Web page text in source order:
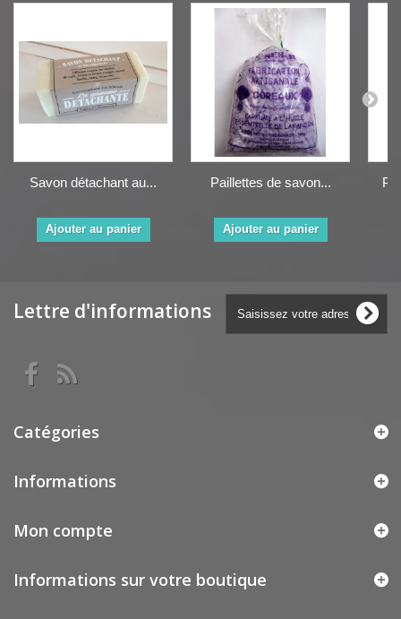
Savon détachant au...
Ajouter au panier
Paillettes de savon...
Ajouter au panier
Lettre d'informations
Catégories
Informations
Mon compte
Informations sur votre boutique